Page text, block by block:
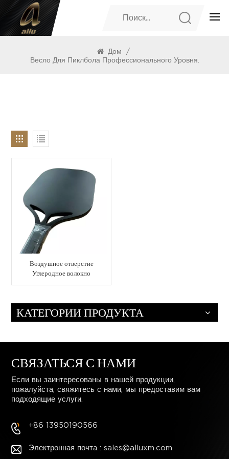
ПРОДУКТЫ
Дом
/
Весло Для Пиклбола Профессионального Уровня.
Воздушное отверстие
Углеродное волокно
КАТЕГОРИИ ПРОДУКТА
СВЯЗАТЬСЯ С НАМИ
Если вы заинтересованы в нашей продукции,
пожалуйста, свяжитесь с нами, мы предоставим вам
подходящие услуги.
+86 13950190566
Электронная почта : sales@alluxm.com